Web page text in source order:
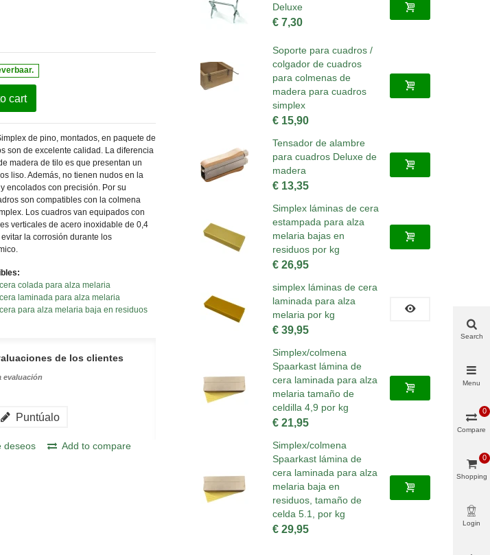
cart
de pino, montados, en paquete de
son de excelente calidad. La diferencia
madera de tilo es que presentan un
liso. Además, no tienen nudos en la
encolados con precisión. Por su
son compatibles con la colmena
Los cuadros van equipados con
verticales de acero inoxidable de 0,4
la corrosión durante los
colada para alza melaria
laminada para alza melaria
para alza melaria baja en residuos
de los clientes
evaluación
Puntúalo
deseos
Add to compare
Deluxe
€ 7,30
Soporte para cuadros /
colgador de cuadros
para colmenas de
madera para cuadros
simplex
€ 15,90
Tensador de alambre
para cuadros Deluxe de
madera
€ 13,35
Simplex láminas de cera
estampada para alza
melaria bajas en
residuos por kg
€ 26,95
simplex láminas de cera
laminada para alza
melaria por kg
€ 39,95
Simplex/colmena
Spaarkast lámina de
cera laminada para alza
melaria tamaño de
celdilla 4,9 por kg
€ 21,95
Simplex/colmena
Spaarkast lámina de
cera laminada para alza
melaria baja en
residuos, tamaño de
celda 5.1, por kg
€ 29,95
Search
Menu
Compare
0
Shopping
0
Login